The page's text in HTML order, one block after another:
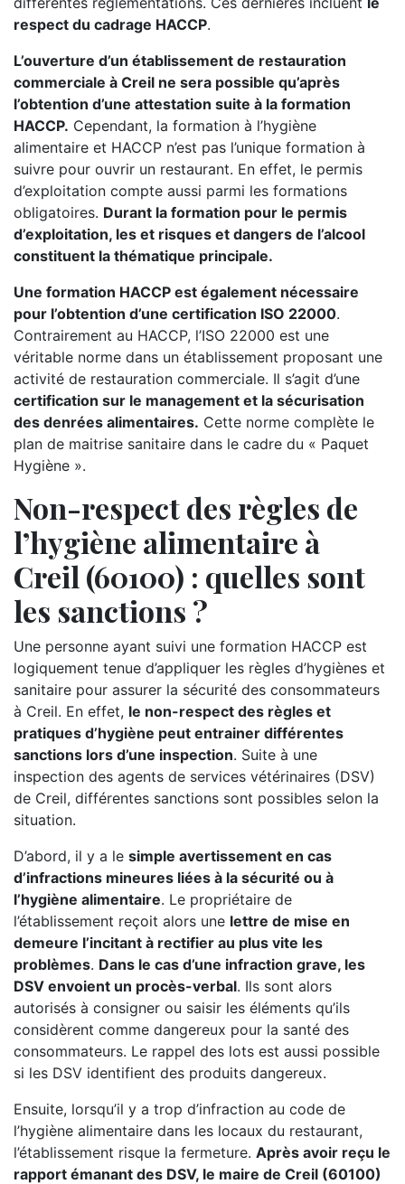
respect du cadrage HACCP.
L’ouverture d’un établissement de restauration
commerciale à Creil ne sera possible qu’après
l’obtention d’une attestation suite à la formation
HACCP. Cependant, la formation à l’hygiène
alimentaire et HACCP n’est pas l’unique formation à
suivre pour ouvrir un restaurant. En effet, le permis
d’exploitation compte aussi parmi les formations
obligatoires. Durant la formation pour le permis
d’exploitation, les et risques et dangers de l’alcool
constituent la thématique principale.
Une formation HACCP est également nécessaire
pour l’obtention d’une certification ISO 22000.
Contrairement au HACCP, l’ISO 22000 est une
véritable norme dans un établissement proposant une
activité de restauration commerciale. Il s’agit d’une
certification sur le management et la sécurisation
des denrées alimentaires. Cette norme complète le
plan de maitrise sanitaire dans le cadre du « Paquet
Hygiène ».
Non-respect des règles de
l’hygiène alimentaire à
Creil (60100) : quelles sont
les sanctions ?
Une personne ayant suivi une formation HACCP est
logiquement tenue d’appliquer les règles d’hygiènes et
sanitaire pour assurer la sécurité des consommateurs
à Creil. En effet, le non-respect des règles et
pratiques d’hygiène peut entrainer différentes
sanctions lors d’une inspection. Suite à une
inspection des agents de services vétérinaires (DSV)
de Creil, différentes sanctions sont possibles selon la
situation.
D’abord, il y a le simple avertissement en cas
d’infractions mineures liées à la sécurité ou à
l’hygiène alimentaire. Le propriétaire de
l’établissement reçoit alors une lettre de mise en
demeure l’incitant à rectifier au plus vite les
problèmes. Dans le cas d’une infraction grave, les
DSV envoient un procès-verbal. Ils sont alors
autorisés à consigner ou saisir les éléments qu’ils
considèrent comme dangereux pour la santé des
consommateurs. Le rappel des lots est aussi possible
si les DSV identifient des produits dangereux.
Ensuite, lorsqu’il y a trop d’infraction au code de
l’hygiène alimentaire dans les locaux du restaurant,
l’établissement risque la fermeture. Après avoir reçu le
rapport émanant des DSV, le maire de Creil (60100)